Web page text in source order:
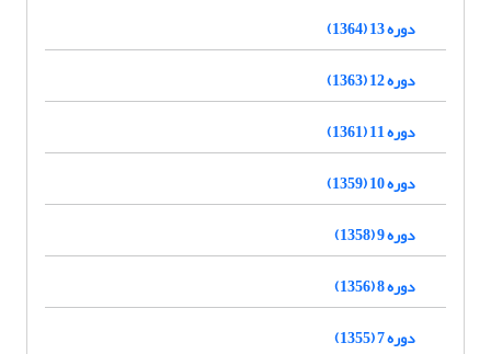
دوره 13 (1364)
دوره 12 (1363)
دوره 11 (1361)
دوره 10 (1359)
دوره 9 (1358)
دوره 8 (1356)
دوره 7 (1355)